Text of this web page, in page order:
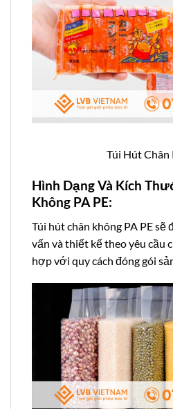
Túi Hút Chân
Hình Dạng Và Kích
Không PA PE:
Túi hút chân không PA PE
vấn và thiết kế theo yêu cầu
hợp với quy cách đóng gói